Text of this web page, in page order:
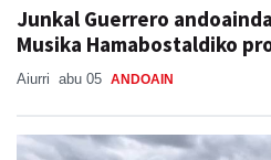
Junkal Guerrero
Musika Hamabostaldiko
Aiurri abu 05 ANDOAIN